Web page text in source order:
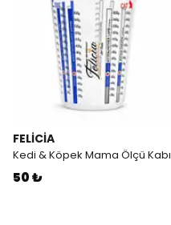
FELİCİA
Kedi & Köpek Mama Ölçü Kabı
50 ₺